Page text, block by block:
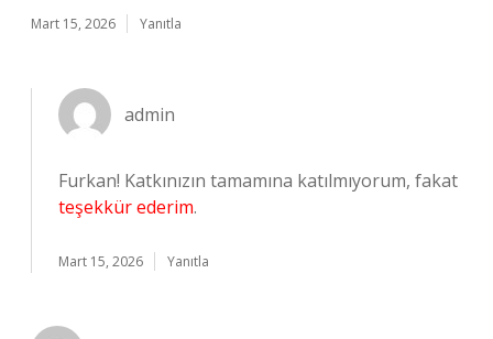
Mart 15, 2026 Yanıtla
admin
Furkan! Katkınızın tamamına katılmıyorum, fakat
teşekkür ederim.
Mart 15, 2026 Yanıtla